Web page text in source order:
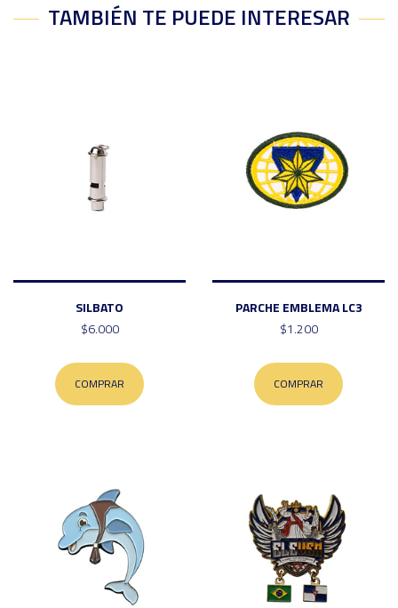
TAMBIÉN TE PUEDE INTERESAR
SILBATO
$6.000
COMPRAR
PARCHE EMBLEMA LC3
$1.200
COMPRAR